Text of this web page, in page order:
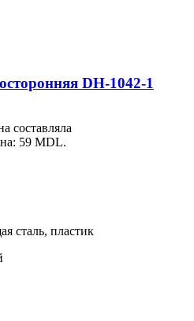
DH-1042-1
составляла
59 MDL.
сталь, пластик